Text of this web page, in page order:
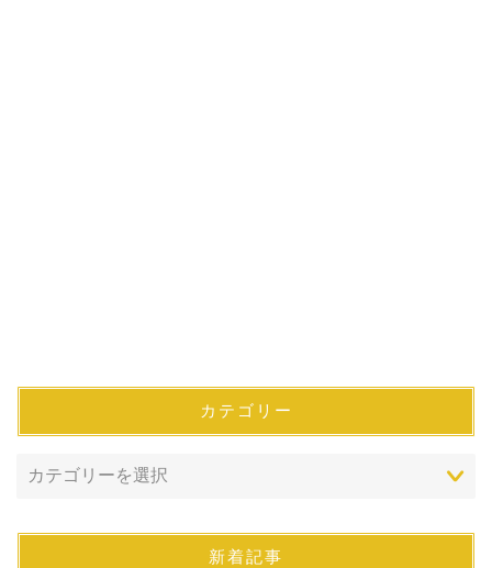
カテゴリー
新着記事